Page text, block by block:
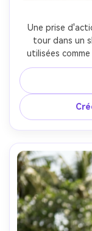
Une prise
tour dans un
utilisées
brillant, ombres
Nikon Z9
mouvement